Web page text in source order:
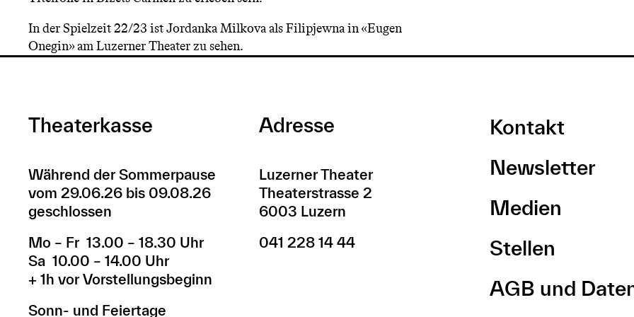
In der Spielzeit 22/23 ist Jordanka Milkova als Filipjewna in «Eugen
Onegin» am Luzerner Theater zu sehen.
Theaterkasse
Während der Sommerpause
vom 29.06.26 bis 09.08.26
geschlossen
Mo – Fr 13.00 – 18.30 Uhr
Sa 10.00 – 14.00 Uhr
+ 1h vor Vorstellungsbeginn
Sonn- und Feiertage
Adresse
Luzerner Theater
Theaterstrasse 2
6003 Luzern
041 228 14 44
Kontakt
Newsletter
Medien
Stellen
AGB und